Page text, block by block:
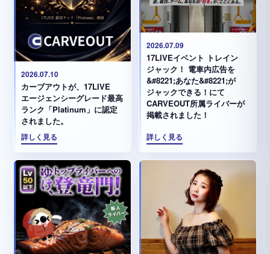
2026.07.10
カーブアウトが、17LIVE
エージェンシーグレード最高
ランク「Platinum」に認定
されました。
詳しく見る
2026.07.09
17LIVEイベント トレイン
ジャック！ 電車内広告を
&#8221;あなた&#8221;が
ジャックできる！にて
CARVEOUT所属ライバーが
掲載されました！
詳しく見る